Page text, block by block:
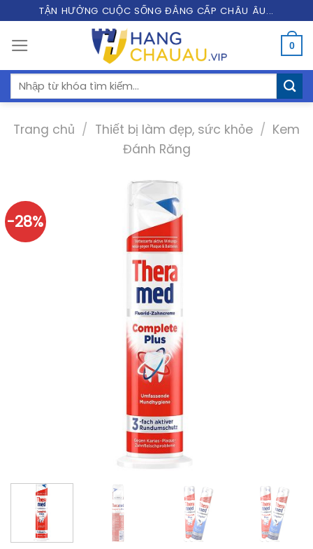
content
TẬN HƯỞNG CUỘC SỐNG ĐẲNG CẤP CHÂU ÂU...
0
Tìm
kiếm:
Trang chủ / Thiết bị làm đẹp, sức khỏe / Kem
Đánh Răng
-28%